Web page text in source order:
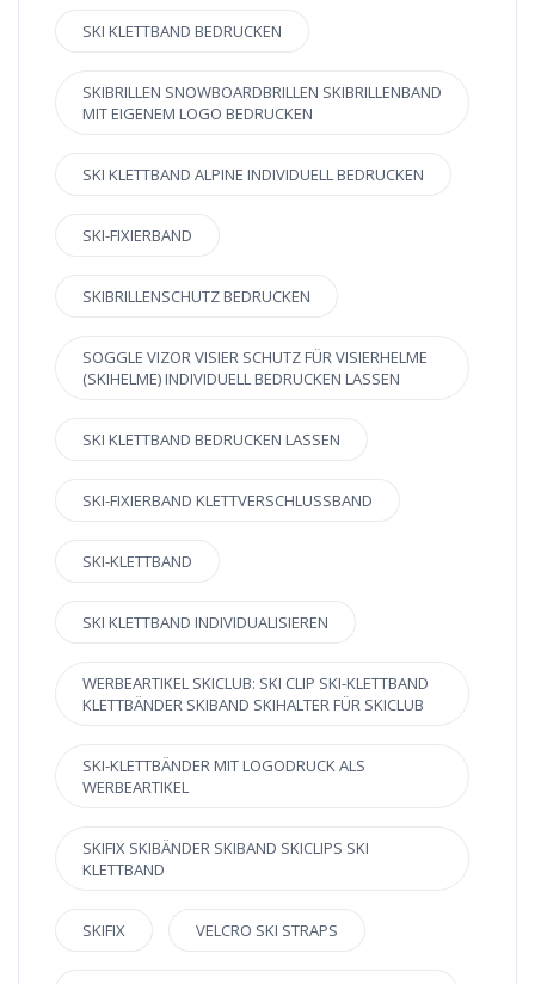
SKI KLETTBAND BEDRUCKEN
SKIBRILLEN SNOWBOARDBRILLEN SKIBRILLENBAND
MIT EIGENEM LOGO BEDRUCKEN
SKI KLETTBAND ALPINE INDIVIDUELL BEDRUCKEN
SKI-FIXIERBAND
SKIBRILLENSCHUTZ BEDRUCKEN
SOGGLE VIZOR VISIER SCHUTZ FÜR VISIERHELME
(SKIHELME) INDIVIDUELL BEDRUCKEN LASSEN
SKI KLETTBAND BEDRUCKEN LASSEN
SKI-FIXIERBAND KLETTVERSCHLUSSBAND
SKI-KLETTBAND
SKI KLETTBAND INDIVIDUALISIEREN
WERBEARTIKEL SKICLUB: SKI CLIP SKI-KLETTBAND
KLETTBÄNDER SKIBAND SKIHALTER FÜR SKICLUB
SKI-KLETTBÄNDER MIT LOGODRUCK ALS
WERBEARTIKEL
SKIFIX SKIBÄNDER SKIBAND SKICLIPS SKI
KLETTBAND
SKIFIX VELCRO SKI STRAPS